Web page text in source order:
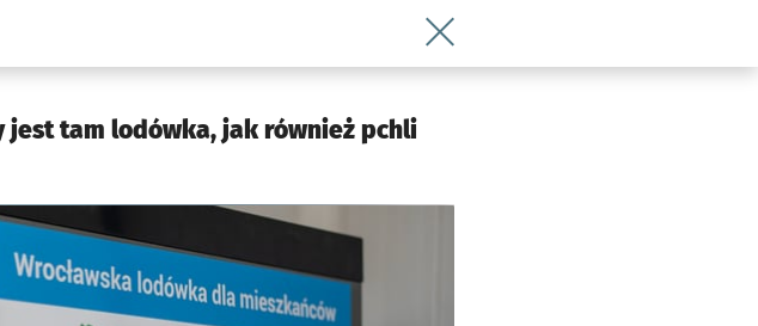
Wróć do artykułu Targowisko przy
jest tam lodówka, jak również pchli